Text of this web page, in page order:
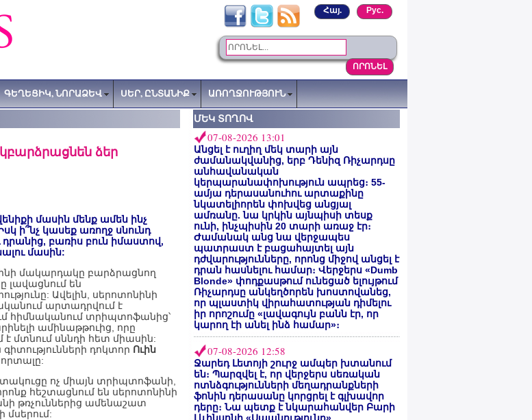
Рус.
Հայ.
ԳԵՂԵՑԻԿ, ՆՈՐԱՁԵՎ ՍԵՐ, ԸՆՏԱՆԻՔ ԱՌՈՂՋՈՒԹՅՈՒՆ
ձեր
մասին մենք ամեն ինչ
ի՞նչ կասեք առողջ սնունդ
դրանից, բառիս բուն իմաստով,
մասին:
մակարդակը բարձրացնող
լավացնում են
Ավելին, սերոտոնինի
արտադրվում է
հիմնականում տրիպտոֆանից՝
ամինաթթուից, որը
է մտնում սննդի հետ միասին:
դոկտոր Ուին
ոչ միայն տրիպտոֆանի,
հեշտացնում են սերոտոնինի
թռչուններից ամենաշատ
ՄԵԿ ՏՈՂՈՎ
07-08-2026 13:01
Անցել է ուղիղ մեկ տարի այն
ժամանակվանից, երբ Դենիզ Ռիչարդսը
անհավանական
կերպարանափոխություն ապրեց։ 55-
ամյա դերասանուհու արտաքինը
նկատելիորեն փոխվեց անցյալ
ամռանը. նա կրկին այնպիսի տեսք
ունի, ինչպիսին 20 տարի առաջ էր։
Ժամանակ անց նա վերջապես
պատրաստ է բացահայտել այն
դժվարությունները, որոնց միջով անցել է
դրան հասնելու համար։ Վերջերս «Dumb
Blonde» փոդքասթում ունեցած ելույթում
Ռիչարդսը անկեղծորեն խոստովանեց,
որ պլաստիկ վիրահատության դիմելու
իր որոշումը «լավագույն բանն էր, որ
կարող էի անել ինձ համար»։
07-08-2026 12:58
Ջարեդ Լետոյի շուրջ ամպեր խտանում
են։ Պարզվել է, որ վերջերս սեռական
ոտնձգությունների մեղադրանքների
ֆոնին դերասանը կորցրել է գլխավոր
դերը։ Նա պետք է նկարահանվեր Բարի